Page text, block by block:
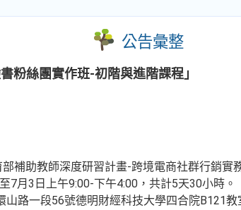
公告彙整
粉絲團實作班-初階與進階課程」
補助教師深度研習計畫-跨境電商社群行銷實
7月3日上午9:00-下午4:00，共計5天30小時。
路一段56號德明財經科技大學四合院B121教